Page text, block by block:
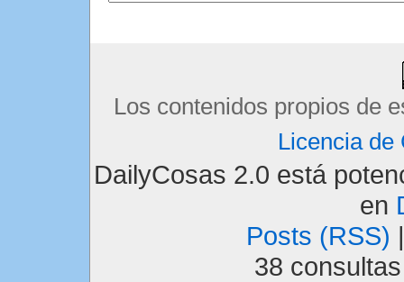
Los contenidos propios de
Licencia de
DailyCosas 2.0 está
en
Posts (RSS)
38